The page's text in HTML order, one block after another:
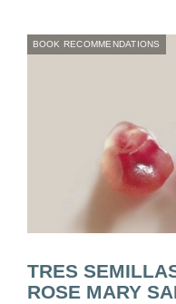
BOOK RECOMMENDATIONS
TRES
ROSE MARY